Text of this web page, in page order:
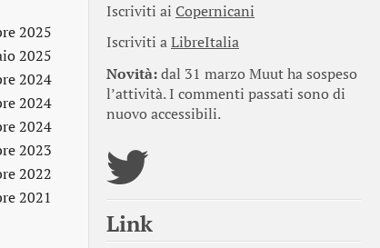
2025
2025
2024
2024
2024
2023
2022
2021
Iscriviti ai Copernicani
Iscriviti aLibreItalia
Novità:dal 31 marzo Muut ha sospeso
l’attività. I commenti passati sono di
nuovo accessibili.
Link